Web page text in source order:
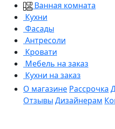
Ванная комната
Кухни
Фасады
Антресоли
Кровати
Мебель на заказ
Кухни на заказ
О магазине Рассрочка
Отзывы Дизайнерам